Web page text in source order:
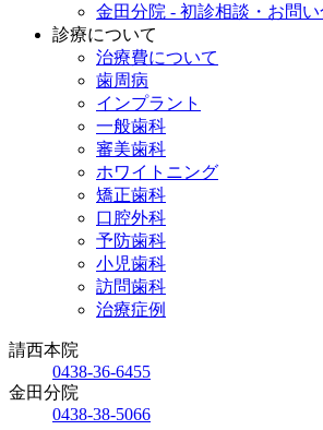
金田分院 - 初診相談・お問
診療について
治療費について
歯周病
インプラント
一般歯科
審美歯科
ホワイトニング
矯正歯科
口腔外科
予防歯科
小児歯科
訪問歯科
治療症例
請西本院
0438-36-6455
金田分院
0438-38-5066